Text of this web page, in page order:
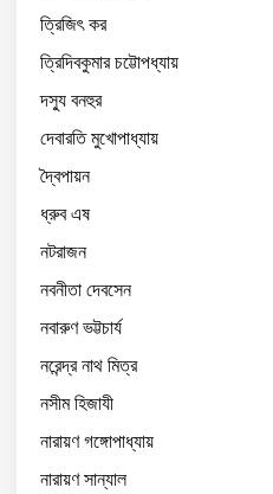
ত্রিজিৎ কর
ত্রিদিবকুমার চট্টোপধ্যায়
দস্যু বনহুর
দেবারতি মুখোপাধ্যায়
দ্বৈপায়ন
ধ্রুব এষ
নটরাজন
নবনীতা দেবসেন
নবারুণ ভট্টচার্য
নরেন্দ্র নাথ মিত্র
নসীম হিজাযী
নারায়ণ গঙ্গোপাধ্যায়
নারায়ণ সান্যাল